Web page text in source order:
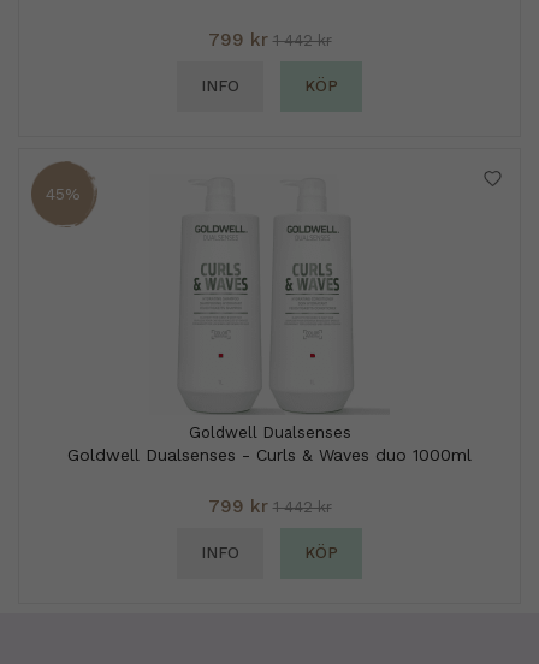
799 kr 1 442 kr
INFO KÖP
45%
Goldwell Dualsenses
Goldwell Dualsenses - Curls & Waves duo 1000ml
799 kr 1 442 kr
INFO KÖP